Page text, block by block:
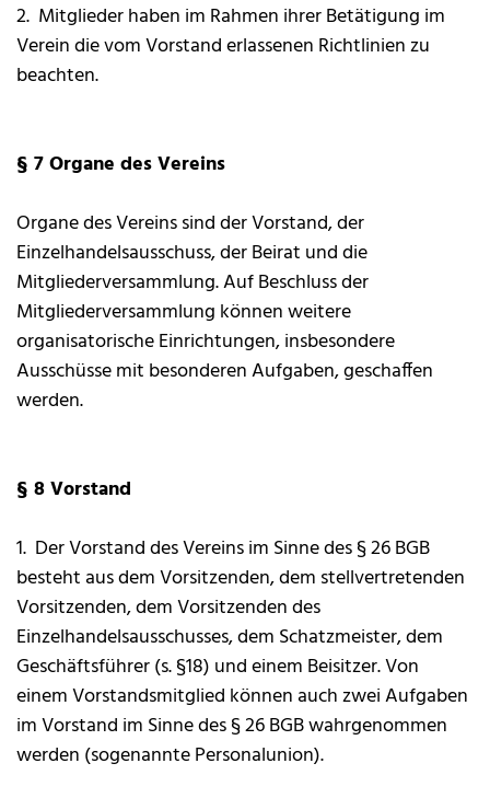
2. Mitglieder haben im Rahmen ihrer Betätigung im
Verein die vom Vorstand erlassenen Richtlinien zu
beachten.
§ 7 Organe des Vereins
Organe des Vereins sind der Vorstand, der
Einzelhandelsausschuss, der Beirat und die
Mitgliederversammlung. Auf Beschluss der
Mitgliederversammlung können weitere
organisatorische Einrichtungen, insbesondere
Ausschüsse mit besonderen Aufgaben, geschaffen
werden.
§ 8 Vorstand
1. Der Vorstand des Vereins im Sinne des § 26 BGB
besteht aus dem Vorsitzenden, dem stellvertretenden
Vorsitzenden, dem Vorsitzenden des
Einzelhandelsausschusses, dem Schatzmeister, dem
Geschäftsführer (s. §18) und einem Beisitzer. Von
einem Vorstandsmitglied können auch zwei Aufgaben
im Vorstand im Sinne des § 26 BGB wahrgenommen
werden (sogenannte Personalunion).